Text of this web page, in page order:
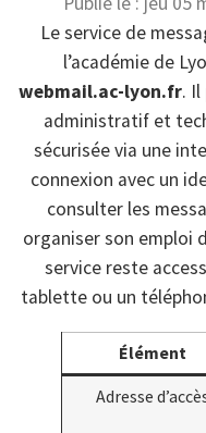
Le service de
l’académie de
webmail.ac-lyon.fr. Il
administratif et
sécurisée via une
connexion avec un
consulter les
organiser son emploi
service reste
tablette ou un
Élément
Adresse